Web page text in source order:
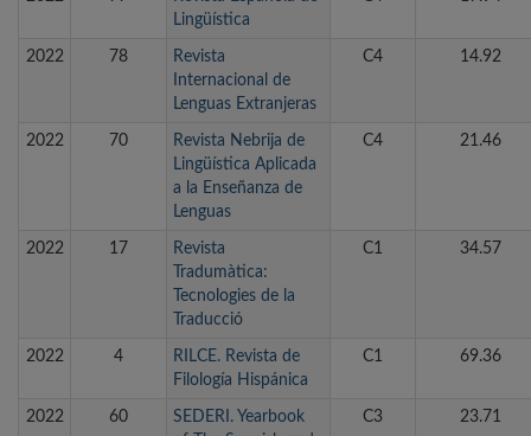
Lingüística
2022 78
Revista
Internacional de
Lenguas Extranjeras
C4 14.92
2022 70
Revista Nebrija de
Lingüística Aplicada
a la Enseñanza de
Lenguas
C4 21.46
2022 17
Revista
Tradumàtica:
Tecnologies de la
Traducció
C1 34.57
2022 4
RILCE. Revista de
Filología Hispánica
C1 69.36
2022 60
SEDERI. Yearbook
C3 23.71